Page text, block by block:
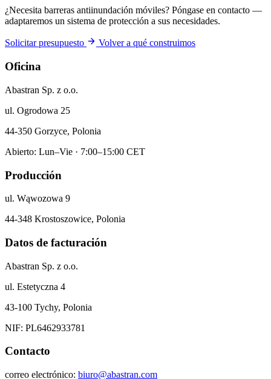
¿Necesita barreras antiinundación móviles? Póngase en contacto —
adaptaremos un sistema de protección a sus necesidades.
Solicitar presupuesto Volver a qué construimos
Oficina
Abastran Sp. z o.o.
ul. Ogrodowa 25
44-350 Gorzyce, Polonia
Abierto: Lun–Vie · 7:00–15:00 CET
Producción
ul. Wąwozowa 9
44-348 Krostoszowice, Polonia
Datos de facturación
Abastran Sp. z o.o.
ul. Estetyczna 4
43-100 Tychy, Polonia
NIF: PL6462933781
Contacto
correo electrónico: biuro@abastran.com